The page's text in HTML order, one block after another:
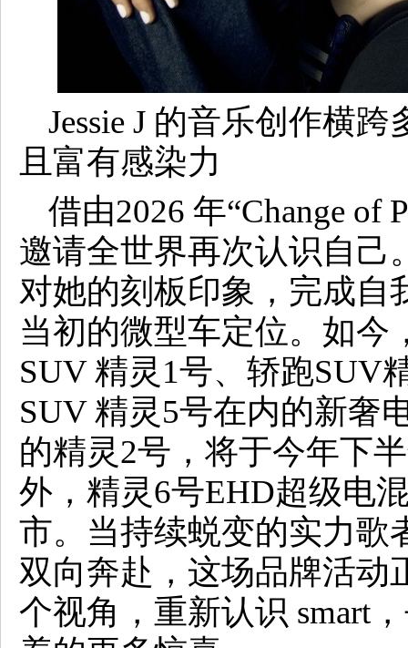
Jessie J 的音乐创作横
且富有感染力
借由2026 年“Change of
邀请全世界再次认识自己
对她的刻板印象，完成自
当初的微型车定位。如今
SUV 精灵1号、轿跑SUV
SUV 精灵5号在内的新奢
的精灵2号，将于今年下
外，精灵6号EHD超级电
市。当持续蜕变的实力歌
双向奔赴，这场品牌活动
个视角，重新认识 smart